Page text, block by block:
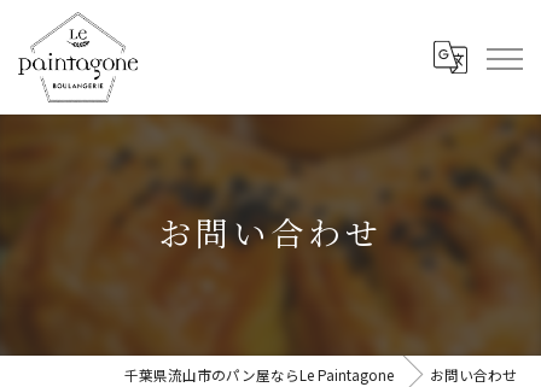
お問い合わせ
千葉県流山市のパン屋ならLe Paintagone お問い合わせ